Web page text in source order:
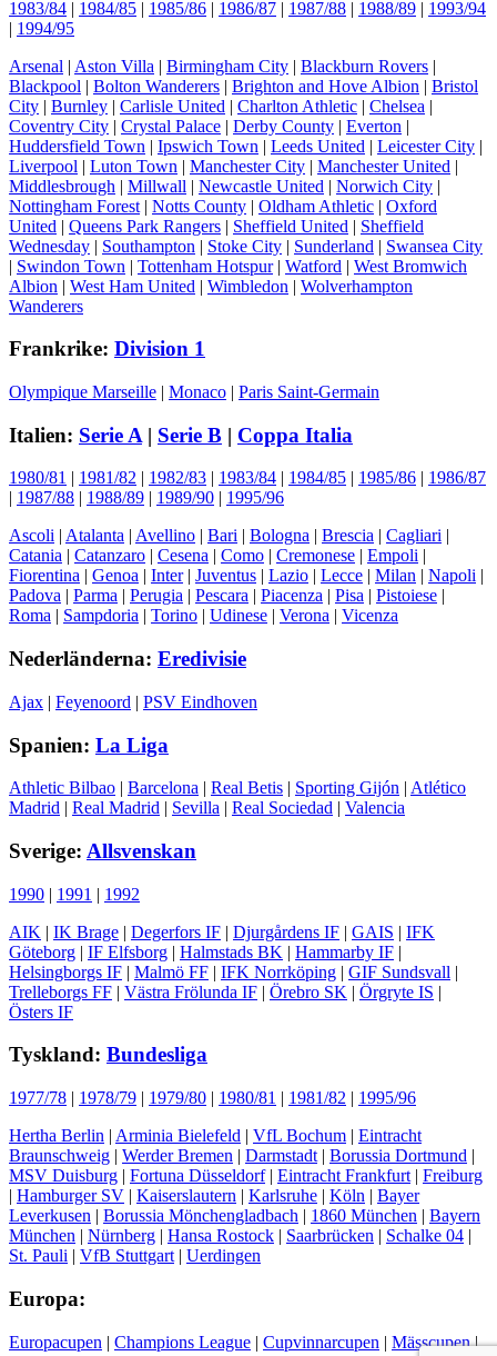
1983/84 | 1984/85 | 1985/86 | 1986/87 | 1987/88 | 1988/89 | 1993/94
| 1994/95
Arsenal | Aston Villa | Birmingham City | Blackburn Rovers |
Blackpool | Bolton Wanderers | Brighton and Hove Albion | Bristol
City | Burnley | Carlisle United | Charlton Athletic | Chelsea |
Coventry City | Crystal Palace | Derby County | Everton |
Huddersfield Town | Ipswich Town | Leeds United | Leicester City |
Liverpool | Luton Town | Manchester City | Manchester United |
Middlesbrough | Millwall | Newcastle United | Norwich City |
Nottingham Forest | Notts County | Oldham Athletic | Oxford
United | Queens Park Rangers | Sheffield United | Sheffield
Wednesday | Southampton | Stoke City | Sunderland | Swansea City
| Swindon Town | Tottenham Hotspur| Watford | West Bromwich
Albion | West Ham United | Wimbledon | Wolverhampton
Wanderers
Frankrike: Division 1
Olympique Marseille | Monaco | Paris Saint-Germain
Italien: Serie A | Serie B | Coppa Italia
1980/81 | 1981/82 | 1982/83 | 1983/84 | 1984/85 | 1985/86 | 1986/87
| 1987/88 | 1988/89 | 1989/90 | 1995/96
Ascoli | Atalanta | Avellino | Bari | Bologna | Brescia | Cagliari |
Catania | Catanzaro | Cesena | Como | Cremonese | Empoli |
Fiorentina | Genoa | Inter| Juventus | Lazio | Lecce | Milan | Napoli |
Padova | Parma | Perugia | Pescara | Piacenza | Pisa | Pistoiese |
Roma | Sampdoria | Torino | Udinese | Verona | Vicenza
Nederländerna: Eredivisie
Ajax | Feyenoord | PSV Eindhoven
Spanien: La Liga
Athletic Bilbao | Barcelona | Real Betis | Sporting Gijón | Atlético
Madrid | Real Madrid | Sevilla | Real Sociedad | Valencia
Sverige: Allsvenskan
1990 | 1991 | 1992
AIK | IK Brage | Degerfors IF | Djurgårdens IF | GAIS | IFK
Göteborg | IF Elfsborg | Halmstads BK | Hammarby IF |
Helsingborgs IF | Malmö FF | IFK Norrköping | GIF Sundsvall |
Trelleborgs FF | Västra Frölunda IF | Örebro SK | Örgryte IS |
Östers IF
Tyskland: Bundesliga
1977/78 | 1978/79 | 1979/80 | 1980/81 | 1981/82 | 1995/96
Hertha Berlin | Arminia Bielefeld | VfL Bochum | Eintracht
Braunschweig | Werder Bremen | Darmstadt | Borussia Dortmund |
MSV Duisburg | Fortuna Düsseldorf| Eintracht Frankfurt | Freiburg
| Hamburger SV | Kaiserslautern | Karlsruhe | Köln | Bayer
Leverkusen | Borussia Mönchengladbach | 1860 München | Bayern
München | Nürnberg | Hansa Rostock | Saarbrücken | Schalke 04 |
St. Pauli | VfB Stuttgart | Uerdingen
Europa:
Europacupen | Champions League | Cupvinnarcupen | Mässcupen|